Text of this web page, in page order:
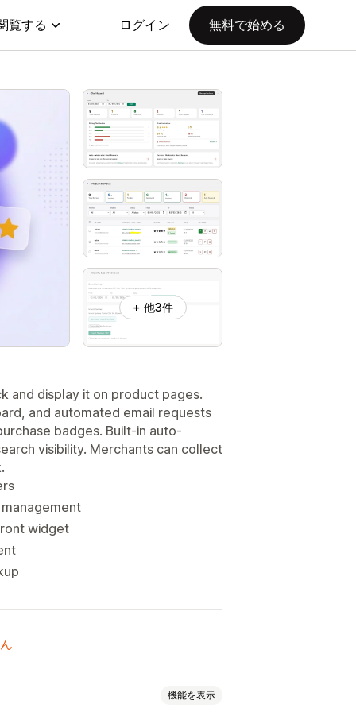
覧する ログイン 無料で始める
+ 他3件
and display it on product pages.
and automated email requests
badges. Built-in auto-
visibility. Merchants can collect
widget
機能を表示